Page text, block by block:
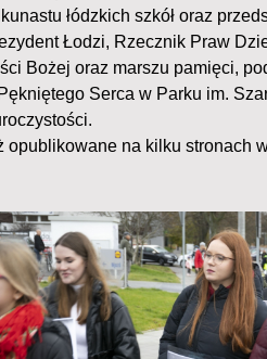
łódzkich szkół oraz
Łodzi, Rzecznik Praw
Bożej oraz marszu pamięci,
Serca w Parku im.
opublikowane na kilku stronach